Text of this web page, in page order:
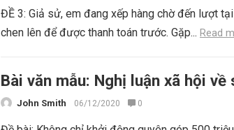
ĐỀ 3: Giả sử, em đang xếp hàng chờ đến lượt
chen lên để được thanh toán trước. Gặp... Read
Bài văn mẫu: Nghị luận xã hội
John Smith 06/12/2020 0